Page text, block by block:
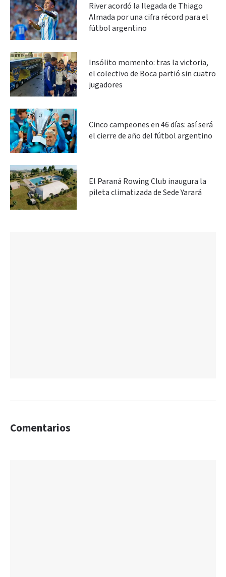
River acordó la llegada de Thiago
Almada por una cifra récord para el
fútbol argentino
Insólito momento: tras la victoria,
el colectivo de Boca partió sin cuatro
jugadores
Cinco campeones en 46 días: así será
el cierre de año del fútbol argentino
El Paraná Rowing Club inaugura la
pileta climatizada de Sede Yarará
Comentarios